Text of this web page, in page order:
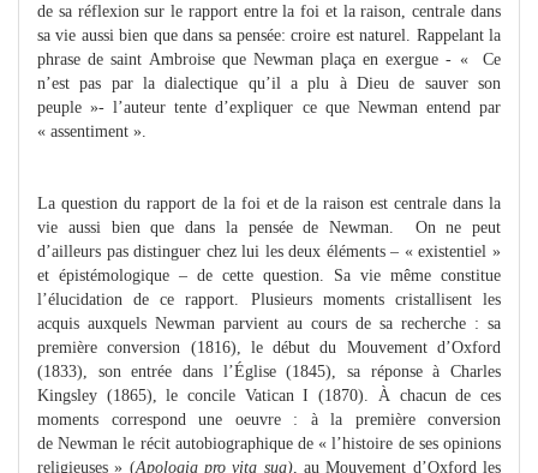
de sa réflexion sur le rapport entre la foi et la raison, centrale dans
sa vie aussi bien que dans sa pensée: croire est naturel. Rappelant la
phrase de saint Ambroise que Newman plaça en exergue - « Ce
n’est pas par la dialectique qu’il a plu à Dieu de sauver son
peuple »- l’auteur tente d’expliquer ce que Newman entend par
« assentiment ».
La question du rapport de la foi et de la raison est centrale dans la
vie aussi bien que dans la pensée de Newman. On ne peut
d’ailleurs pas distinguer chez lui les deux éléments – « existentiel »
et épistémologique – de cette question. Sa vie même constitue
l’élucidation de ce rapport. Plusieurs moments cristallisent les
acquis auxquels Newman parvient au cours de sa recherche : sa
première conversion (1816), le début du Mouvement d’Oxford
(1833), son entrée dans l’Église (1845), sa réponse à Charles
Kingsley (1865), le concile Vatican I (1870). À chacun de ces
moments correspond une oeuvre : à la première conversion
de Newman le récit autobiographique de « l’histoire de ses opinions
religieuses » (Apologia pro vita sua), au Mouvement d’Oxford les